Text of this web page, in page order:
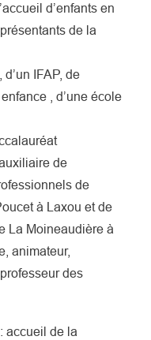
d’enfants en
de la
IFAP, de
, d’une école
de
de
à Laxou et de
La Moineaudière à
animateur,
des
accueil de la